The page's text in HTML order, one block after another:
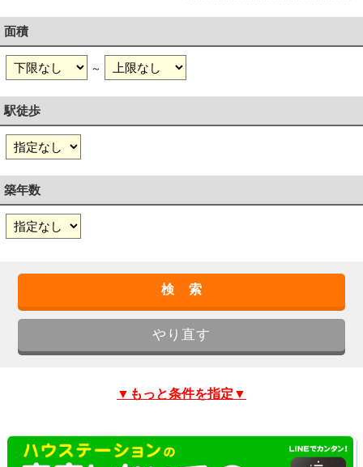
面積
～
駅徒歩
築年数
▼もっと条件を指定▼